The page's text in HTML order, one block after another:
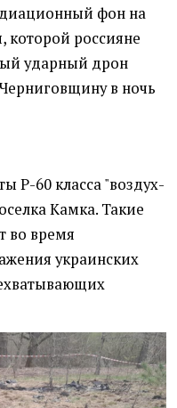
фон на
которой россияне
ударный дрон
в ночь
Р-60 класса "воздух-
Камка. Такие
во время
украинских